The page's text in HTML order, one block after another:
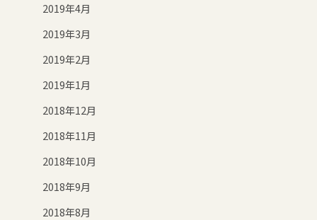
2019年4月
2019年3月
2019年2月
2019年1月
2018年12月
2018年11月
2018年10月
2018年9月
2018年8月